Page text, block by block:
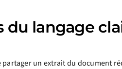
du langage
partager un extrait du document